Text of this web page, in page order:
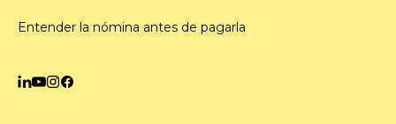
Entender la nómina antes de pagarla